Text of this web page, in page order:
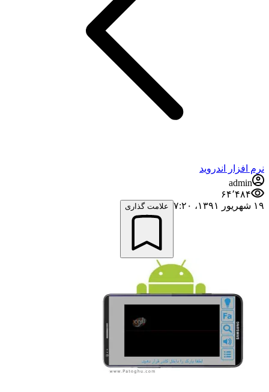
نرم افزار اندروید
admin
۶۴٬۴۸۴
۱۹ شهریور ۱۳۹۱،‏ ۷:۲۰
علامت گذاری